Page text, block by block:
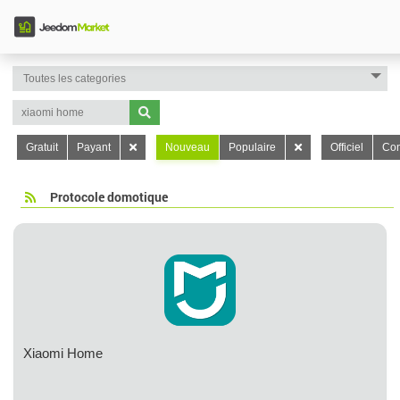
Gratuit Payant Nouveau Populaire Officiel
Protocole domotique
Xiaomi Home